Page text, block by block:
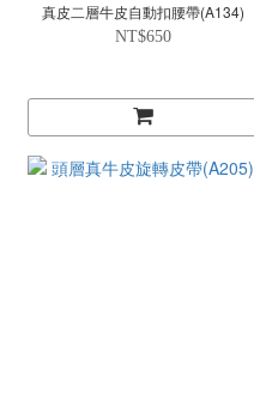
真皮二層牛皮自動扣腰帶(A134)
NT$650